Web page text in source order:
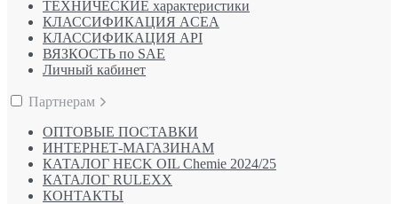
ТЕХНИЧЕСКИЕ характеристики
КЛАССИФИКАЦИЯ ACEA
КЛАССИФИКАЦИЯ API
ВЯЗКОСТЬ по SAE
Личный кабинет
Партнерам
ОПТОВЫЕ ПОСТАВКИ
ИНТЕРНЕТ-МАГАЗИНАМ
КАТАЛОГ HECK OIL Chemie 2024/25
КАТАЛОГ RULEXX
КОНТАКТЫ